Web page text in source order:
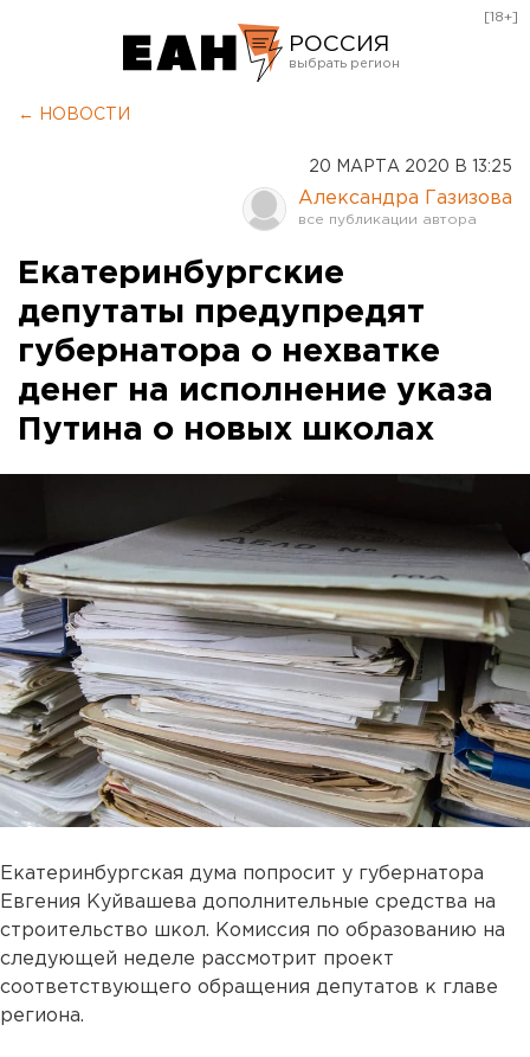
РОССИЯ
Оренбург
[18+]
← НОВОСТИ
20 МАРТА 2020 В 13:25
Александра Газизова
Екатеринбургские
депутаты предупредят
губернатора о нехватке
денег на исполнение указа
Путина о новых школах
Екатеринбургская дума попросит у губернатора
Евгения Куйвашева дополнительные средства на
строительство школ. Комиссия по образованию на
следующей неделе рассмотрит проект
соответствующего обращения депутатов к главе
региона.